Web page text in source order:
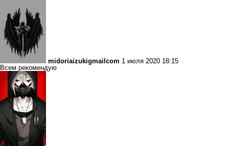
midoriaizukigmailcom 1 июля 2020 18:15
Всем рекомендую